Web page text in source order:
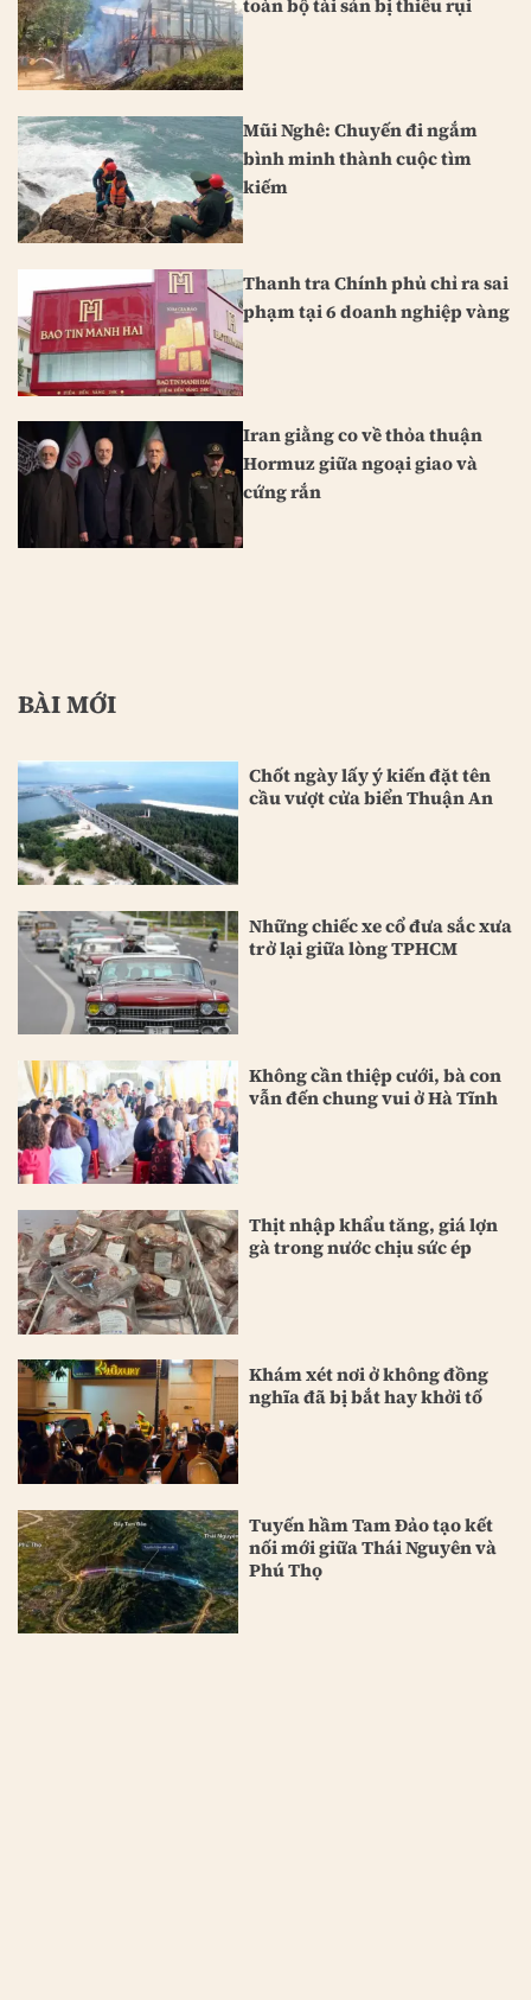
toàn bộ tài sản bị thiêu rụi
Mũi Nghê: Chuyến đi ngắm
bình minh thành cuộc tìm
kiếm
Thanh tra Chính phủ chỉ ra sai
phạm tại 6 doanh nghiệp vàng
Iran giằng co về thỏa thuận
Hormuz giữa ngoại giao và
cứng rắn
BÀI MỚI
Chốt ngày lấy ý kiến đặt tên
cầu vượt cửa biển Thuận An
Những chiếc xe cổ đưa sắc xưa
trở lại giữa lòng TPHCM
Không cần thiệp cưới, bà con
vẫn đến chung vui ở Hà Tĩnh
Thịt nhập khẩu tăng, giá lợn
gà trong nước chịu sức ép
Khám xét nơi ở không đồng
nghĩa đã bị bắt hay khởi tố
Tuyến hầm Tam Đảo tạo kết
nối mới giữa Thái Nguyên và
Phú Thọ